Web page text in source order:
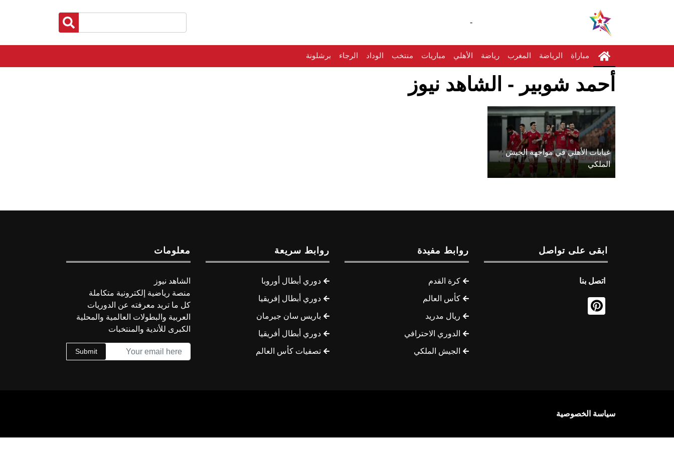
-
مباراة الرياضة المغرب رياضة الأهلي مباريات منتخب الوداد الرجاء برشلونة
أحمد شوبير - الشاهد نيوز
غيابات الأهلي في مواجهة الجيش
الملكي
ابقى على تواصل
اتصل بنا
روابط مفيدة
كرة القدم
كأس العالم
ريال مدريد
الدوري الاحترافي
الجيش الملكي
روابط سريعة
دوري أبطال أوروبا
دوري أبطال إفريقيا
باريس سان جيرمان
دوري أبطال أفريقيا
تصفيات كأس العالم
معلومات
الشاهد نيوز
منصة رياضية إلكترونية متكاملة
كل ما تريد معرفته عن الدوريات
العربية والبطولات العالمية والمحلية
الكبرى للأندية والمنتخبات
Submit
سياسة الخصوصية